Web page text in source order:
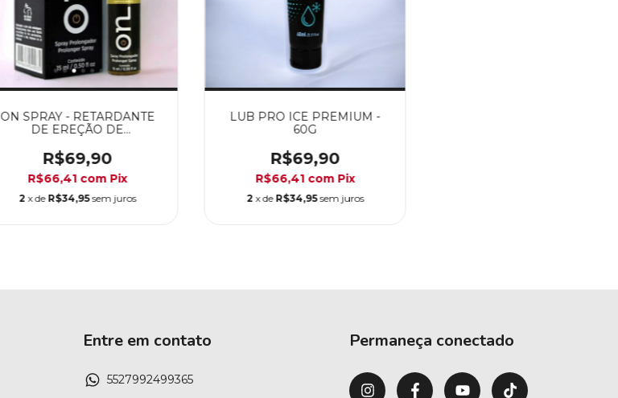
ON SPRAY - RETARDANTE
DE EREÇÃO DE
R$69,90
R$66,41 com Pix
2 x de R$34,95 sem juros
LUB PRO ICE PREMIUM -
60G
R$69,90
R$66,41 com Pix
2 x de R$34,95 sem juros
Entre em contato
5527992499365
Permaneça conectado